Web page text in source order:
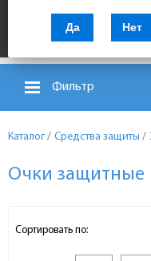
Да Нет
Каталог товаров
Фильтр
Каталог / Средства защиты /
Очки защитные
Сортировать по: